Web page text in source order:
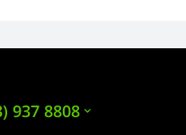
937 8808